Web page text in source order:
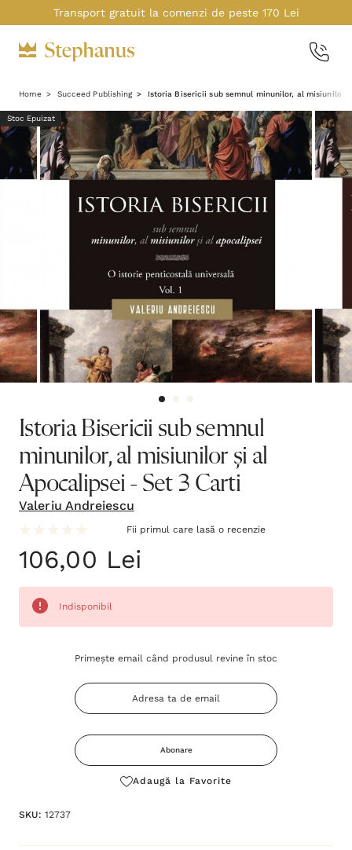
Transport gratuit la comenzi de peste 170 Lei
Home Succeed Publishing Istoria Bisericii sub semnul minunilor, al misiunilor
Stoc Epuizat
Istoria Bisericii sub semnul
minunilor, al misiunilor și al
Apocalipsei - Set 3 Carti
Valeriu Andreiescu
Fii primul care lasă o recenzie
106,00 Lei
Indisponibil
Primește email când produsul revine în stoc
Abonare
Adaugă la Favorite
SKU: 12737